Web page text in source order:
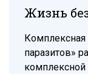
Жизнь
паразитов»
комплексной